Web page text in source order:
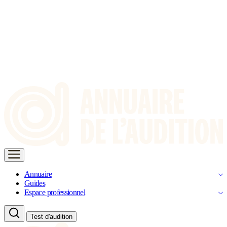
Annuaire
Guides
Espace professionnel
Test d'audition